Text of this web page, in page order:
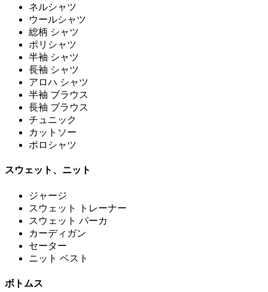
ネルシャツ
ウールシャツ
総柄 シャツ
ポリシャツ
半袖 シャツ
長袖 シャツ
アロハ シャツ
半袖 ブラウス
長袖 ブラウス
チュニック
カットソー
ポロシャツ
スウェット、ニット
ジャージ
スウェット トレーナー
スウェット パーカ
カーディガン
セーター
ニット ベスト
ボトムス